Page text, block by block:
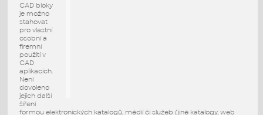
CAD bloky
je možno
stahovat
pro vlastní
osobní a
firemní
použití v
CAD
aplikacích.
Není
dovoleno
jejich další
šíření
formou elektronických katalogů, médií či služeb (jiné katalogy, web